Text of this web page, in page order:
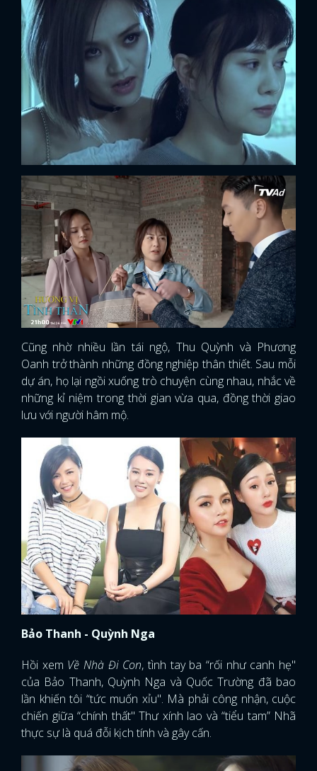
Cũng nhờ nhiều lần tái ngộ, Thu Quỳnh và Phương
Oanh trở thành những đồng nghiệp thân thiết. Sau mỗi
dự án, họ lại ngồi xuống trò chuyện cùng nhau, nhắc về
những kỉ niệm trong thời gian vừa qua, đồng thời giao
lưu với người hâm mộ.
Bảo Thanh - Quỳnh Nga
Hồi xem Về Nhà Đi Con, tình tay ba “rối như canh hẹ"
của Bảo Thanh, Quỳnh Nga và Quốc Trường đã bao
lần khiến tôi “tức muốn xỉu". Mà phải công nhận, cuộc
chiến giữa “chính thất" Thư xính lao và “tiểu tam” Nhã
thực sự là quá đỗi kịch tính và gây cấn.